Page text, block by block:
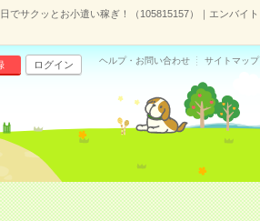
でサクッとお小遣い稼ぎ！（105815157）｜エンバイト
ログイン ヘルプ・お問い合わせ サイトマップ